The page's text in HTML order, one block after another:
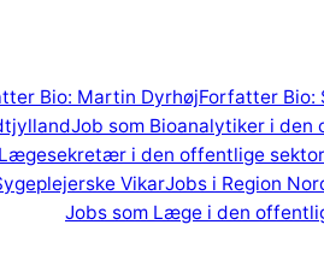
Bio: Martin DyrhøjForfatter Bio:
Job som Bioanalytiker i den
i den offentlige sektor
VikarJobs i Region
Jobs som Læge i den